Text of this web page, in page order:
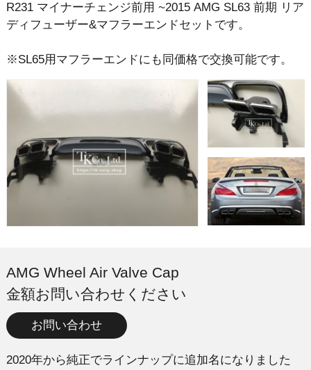
R231 マイナーチェンジ前用 ~2015 AMG SL63 前期 リア
ディフューザー&マフラーエンドセットです。
※SL65用マフラーエンドにも同価格で交換可能です。
AMG Wheel Air Valve Cap
金額お問い合わせください
お問い合わせ
2020年から純正でラインナップに追加名になりました